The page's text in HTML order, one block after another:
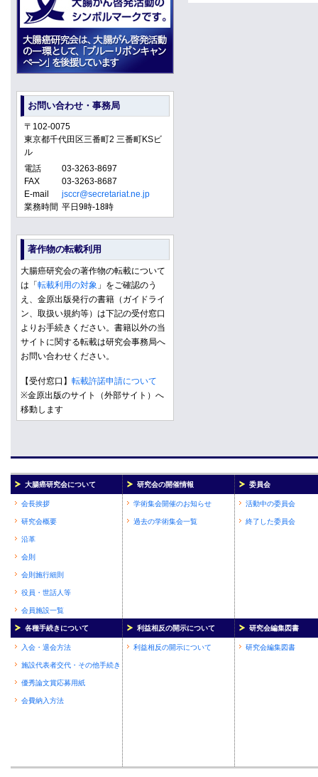
お問い合わせ・事務局
〒102-0075
東京都千代田区三番町2 三番町KSビ
ル
電話
03-3263-8697
FAX
03-3263-8687
E-mail
jsccr@secretariat.ne.jp
業務時間 平日9時-18時
著作物の転載利用
大腸癌研究会の著作物の転載について
は「転載利用の対象 」をご確認のう
え、金原出版発行の書籍（ガイドライ
ン、取扱い規約等）は下記の受付窓口
よりお手続きください。書籍以外の当
サイトに関する転載は研究会事務局へ
お問い合わせください。
【受付窓口】 転載許諾申請について
※金原出版のサイト（外部サイト）へ
移動します
大腸癌研究会について 研究会の開催情報 委員会
会長挨拶
研究会概要
沿革
会則
会則施行細則
役員・世話人等
会員施設一覧
学術集会開催のお知らせ
過去の学術集会一覧
活動中の委員会
終了した委員会
各種手続きについて 利益相反の開示について 研究会編集図書
入会・退会方法
施設代表者交代・その他手続き
優秀論文賞応募用紙
会費納入方法
利益相反の開示について 研究会編集図書